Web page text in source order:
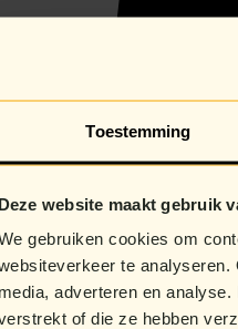
Toestemming
Deze website maakt gebruik
gebruiken cookies om
te
media, adverteren en
of die ze hebben